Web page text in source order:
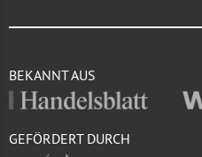
BEKANNT AUS
GEFÖRDERT DURCH